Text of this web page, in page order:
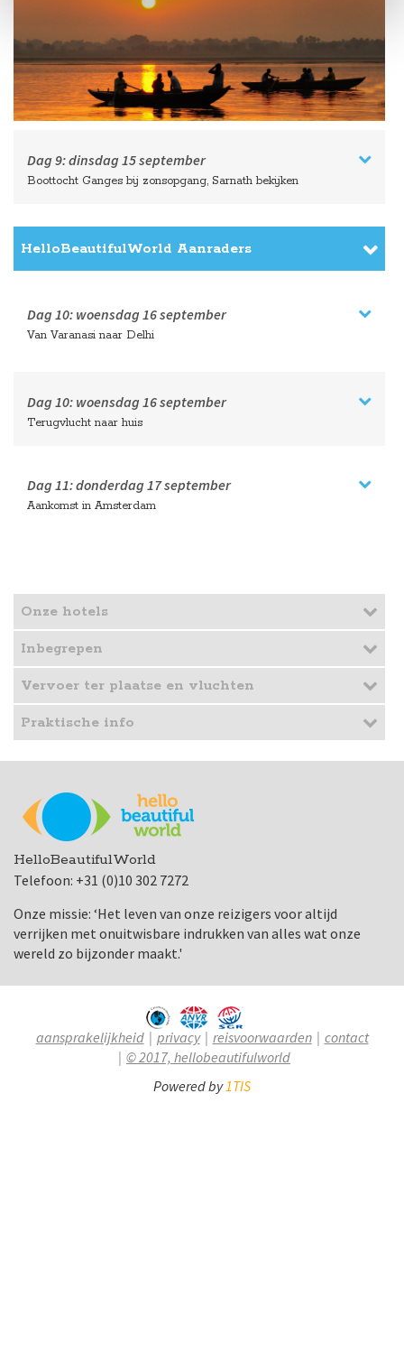
Dag 9:dinsdag 15 september
Boottocht Ganges bij zonsopgang, Sarnath bekijken
HelloBeautifulWorld Aanraders
Dag 10: woensdag 16 september
Van Varanasi naar Delhi
Dag 10: woensdag 16 september
Terugvlucht naar huis
Dag 11:donderdag 17 september
Aankomst in Amsterdam
Onze hotels
Inbegrepen
Vervoer ter plaatse en vluchten
Praktische info
HelloBeautifulWorld
Telefoon: +31 (0)10 302 7272
Onze missie: ‘Het leven van onze reizigers voor altijd
verrijken met onuitwisbare indrukken van alles wat onze
wereld zo bijzonder maakt.'
aansprakelijkheid privacy reisvoorwaarden
contact
© 2017, hellobeautifulworld
Powered by 1TIS